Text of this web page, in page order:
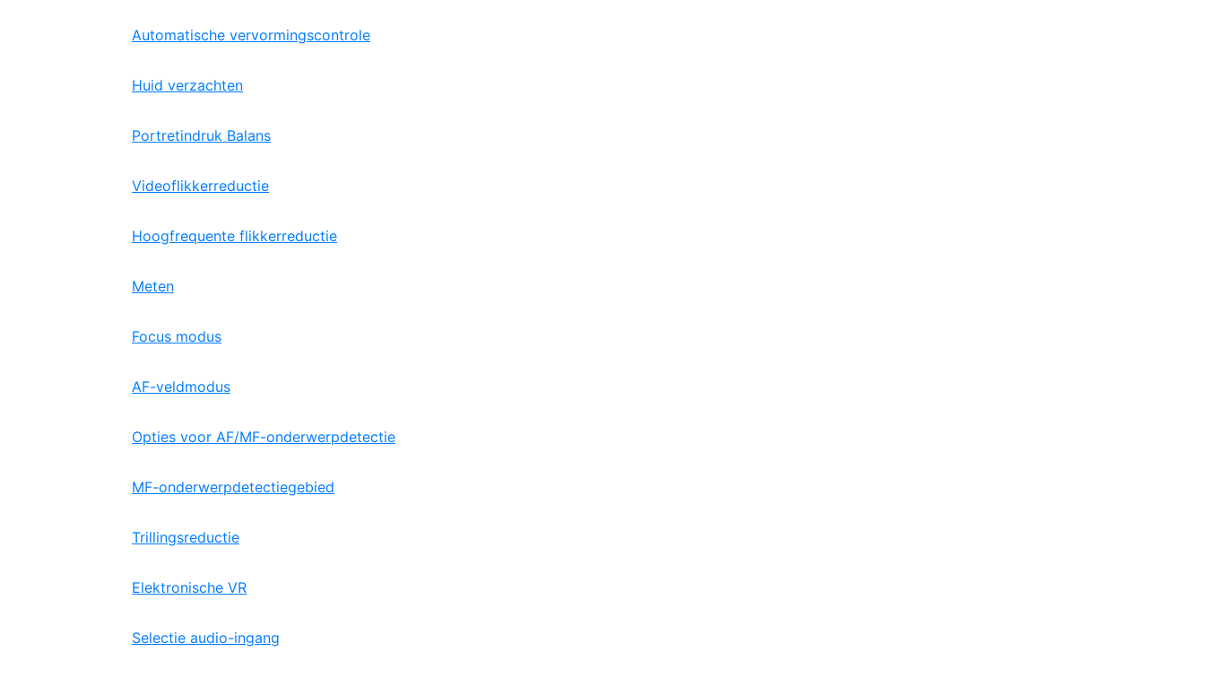
Automatische vervormingscontrole
Huid verzachten
Portretindruk Balans
Videoflikkerreductie
Hoogfrequente flikkerreductie
Meten
Focus modus
AF-veldmodus
Opties voor AF/MF-onderwerpdetectie
MF-onderwerpdetectiegebied
Trillingsreductie
Elektronische VR
Selectie audio-ingang